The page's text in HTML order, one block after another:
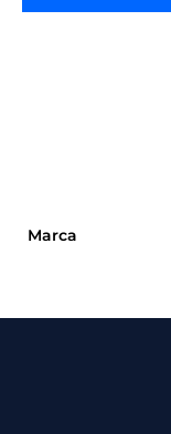
Marca